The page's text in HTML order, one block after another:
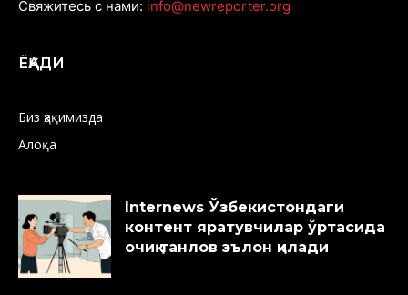
Свяжитесь с нами: info@newreporter.org
ЁҚАДИ
Биз ҳақимизда
Алоқа
Internews Ўзбекистондаги
контент яратувчилар ўртасида
очиқ танлов эълон қилади